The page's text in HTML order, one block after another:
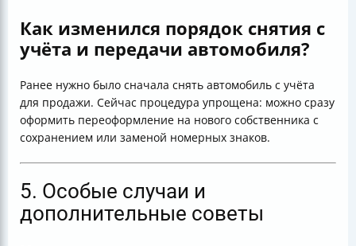
Как изменился порядок снятия с
учёта и передачи автомобиля?
Ранее нужно было сначала снять автомобиль с учёта
для продажи. Сейчас процедура упрощена: можно сразу
оформить переоформление на нового собственника с
сохранением или заменой номерных знаков.
5. Особые случаи и
дополнительные советы